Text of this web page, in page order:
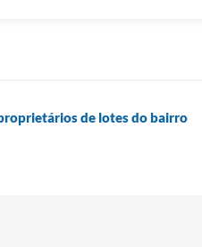
de lotes do bairro